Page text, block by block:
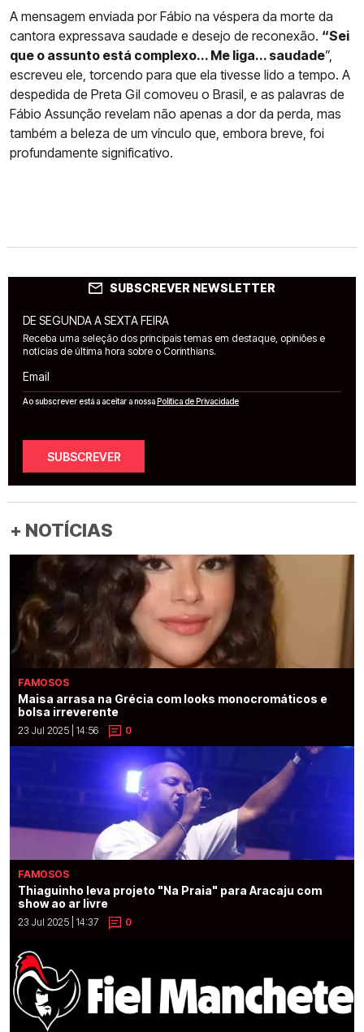
A mensagem enviada por Fábio na véspera da morte da
cantora expressava saudade e desejo de reconexão. “Sei
que o assunto está complexo... Me liga... saudade”,
escreveu ele, torcendo para que ela tivesse lido a tempo. A
despedida de Preta Gil comoveu o Brasil, e as palavras de
Fábio Assunção revelam não apenas a dor da perda, mas
também a beleza de um vínculo que, embora breve, foi
profundamente significativo.
SUBSCREVER NEWSLETTER
DE SEGUNDA A SEXTA FEIRA
Receba uma seleção dos principais temas em destaque, opiniões e
notícias de última hora sobre o Corinthians.
Email
Ao subscrever está a aceitar a nossaPolítica de Privacidade
SUBSCREVER
+ NOTÍCIAS
FAMOSOS
Maisa arrasa na Grécia com looks monocromáticos e
bolsa irreverente
23 Jul 2025 | 14:56 0
FAMOSOS
Thiaguinho leva projeto "Na Praia" para Aracaju com
show ao ar livre
23 Jul 2025 | 14:37 0